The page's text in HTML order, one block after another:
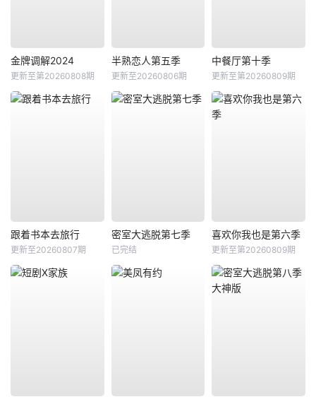
金牌调解2024
更新至第20260808期
半熟恋人第五季
更新至20260806期
中餐厅第十季
更新至第20260809期
跟着书本去旅行
更新至20260807期
密室大逃脱第七季
已完结
喜欢你我也是第六季
更新至第20260809期